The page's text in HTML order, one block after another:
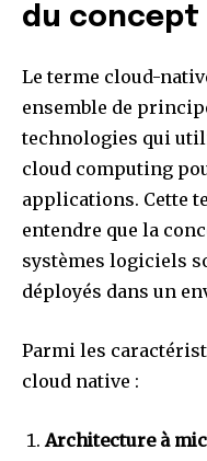
du concept
Le terme cloud-
ensemble de
technologies qui
cloud computing
applications. Cette
entendre que la
systèmes logiciels
déployés dans un
Parmi les
cloud native :
Architecture à